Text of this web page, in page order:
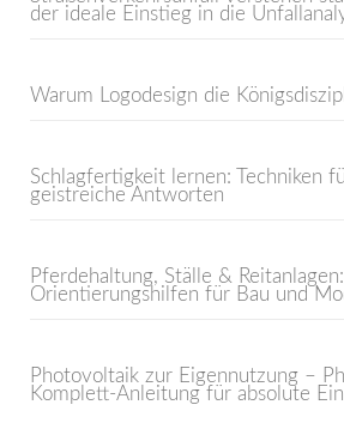
der ideale Einstieg in die
Warum Logodesign die
Schlagfertigkeit lernen: Techniken
geistreiche Antworten
Pferdehaltung, Ställe & Reitanlagen:
Orientierungshilfen für Bau und
Photovoltaik zur Eigennutzung –
Komplett-Anleitung für absolute